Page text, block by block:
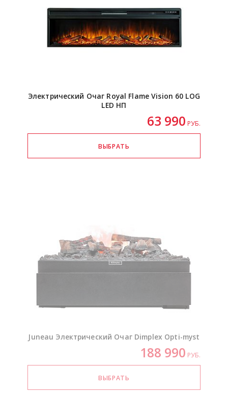
Электрический Очаг Royal Flame Vision 60 LOG
LED НП
63 990 РУБ.
Juneau Электрический Очаг Dimplex Opti-myst
188 990 РУБ.